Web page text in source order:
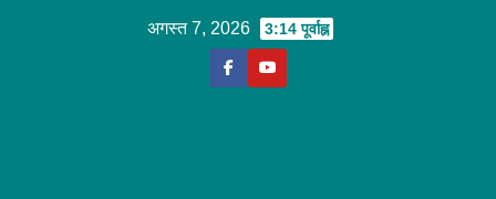
अगस्त 7, 2026 3:14 पूर्वाह्न